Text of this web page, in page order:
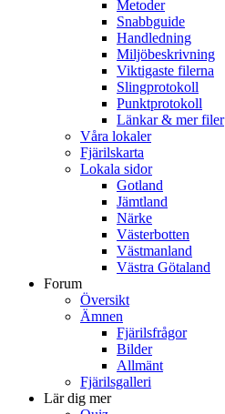
Metoder
Snabbguide
Handledning
Miljöbeskrivning
Viktigaste filerna
Slingprotokoll
Punktprotokoll
Länkar & mer filer
Våra lokaler
Fjärilskarta
Lokala sidor
Gotland
Jämtland
Närke
Västerbotten
Västmanland
Västra Götaland
Forum
Översikt
Ämnen
Fjärilsfrågor
Bilder
Allmänt
Fjärilsgalleri
Lär dig mer